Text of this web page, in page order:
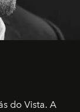
do Vista. A